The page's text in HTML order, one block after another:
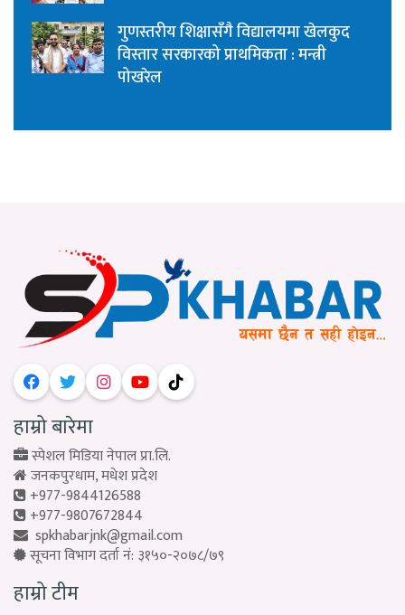
गुणस्तरीय शिक्षासँगै विद्यालयमा खेलकुद
विस्तार सरकारको प्राथमिकता : मन्त्री
पोखरेल
हाम्रो बारेमा
स्पेशल मिडिया नेपाल प्रा.लि.
जनकपुरधाम, मधेश प्रदेश
+977-9844126588
+977-9807672844
spkhabarjnk@gmail.com
सूचना विभाग दर्ता नं: ३१५०-२०७८/७९
हाम्रो टीम